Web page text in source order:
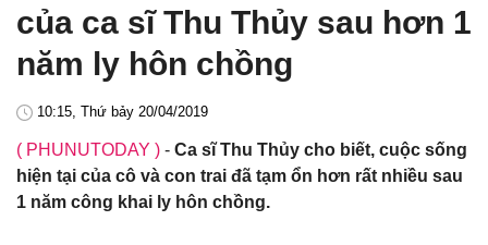
của ca sĩ Thu Thủy sau hơn 1
năm ly hôn chồng
10:15, Thứ bảy 20/04/2019
( PHUNUTODAY ) - Ca sĩ Thu Thủy cho biết, cuộc sống
hiện tại của cô và con trai đã tạm ổn hơn rất nhiều sau
1 năm công khai ly hôn chồng.